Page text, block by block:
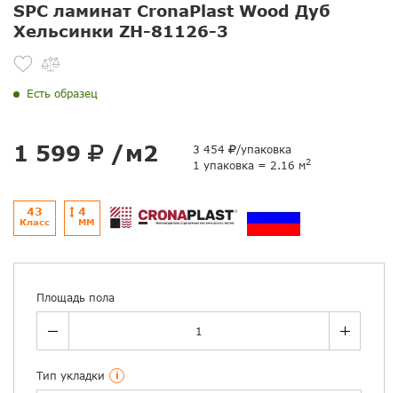
SPC ламинат CronaPlast Wood Дуб
Хельсинки ZH-81126-3
Есть образец
1 599 /м2 3 454
/упаковка
1 упаковка = 2.16 м2
43
Класс
4
ММ
Площадь пола
Тип укладки i